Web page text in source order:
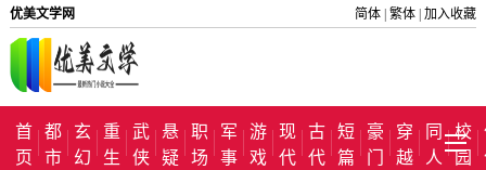
优美文学网 简体 |繁体 |加入收藏
首
页
都
市
玄
幻
重
生
武
侠
悬
疑
职
场
军
事
游
戏
现
代
古
代
短
篇
豪
门
穿
越
同
人
校
园